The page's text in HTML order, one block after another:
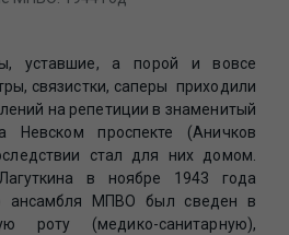
уставшие, а порой и вовсе
связистки, саперы приходили
на репетиции в знаменитый
Невском проспекте (Аничков
стал для них домом.
в ноябре 1943 года
ансамбля МПВО был сведен в
роту (медико-санитарную),